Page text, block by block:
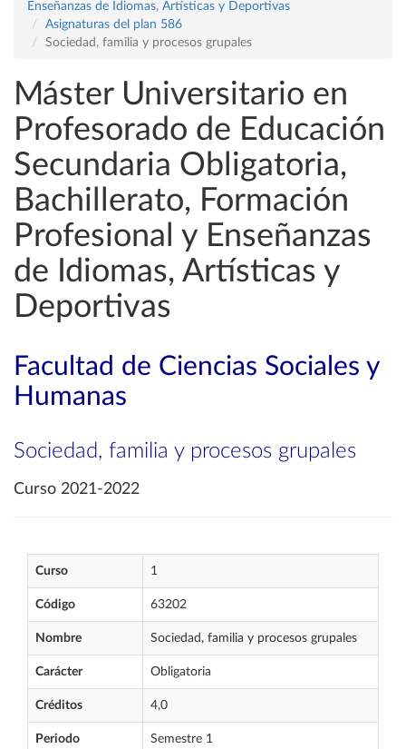
Enseñanzas de Idiomas, Artísticas y Deportivas
Asignaturas del plan 586
Sociedad, familia y procesos grupales
Máster Universitario en
Profesorado de Educación
Secundaria Obligatoria,
Bachillerato, Formación
Profesional y Enseñanzas
de Idiomas, Artísticas y
Deportivas
Facultad de Ciencias Sociales y
Humanas
Sociedad, familia y procesos grupales
Curso 2021-2022
Curso 1
Código 63202
Nombre Sociedad, familia y procesos grupales
Carácter Obligatoria
Créditos 4,0
Periodo Semestre 1